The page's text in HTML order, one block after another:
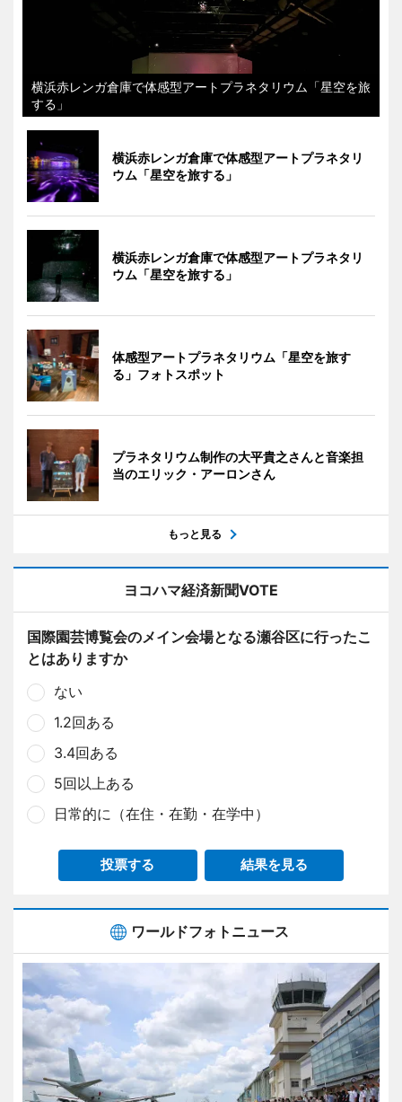
横浜赤レンガ倉庫で体感型アートプラネタリウム「星空を旅
する」
横浜赤レンガ倉庫で体感型アートプラネタリ
ウム「星空を旅する」
横浜赤レンガ倉庫で体感型アートプラネタリ
ウム「星空を旅する」
体感型アートプラネタリウム「星空を旅す
る」フォトスポット
プラネタリウム制作の大平貴之さんと音楽担
当のエリック・アーロンさん
もっと見る
ヨコハマ経済新聞VOTE
国際園芸博覧会のメイン会場となる瀬谷区に行ったこ
とはありますか
ない
1.2回ある
3.4回ある
5回以上ある
日常的に（在住・在勤・在学中）
投票する 結果を見る
ワールドフォトニュース